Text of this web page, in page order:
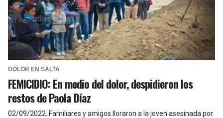
DOLOR EN SALTA
FEMICIDIO: En medio del dolor, despidieron los
restos de Paola Díaz
02/09/2022 Familiares y amigos lloraron a la joven asesinada por